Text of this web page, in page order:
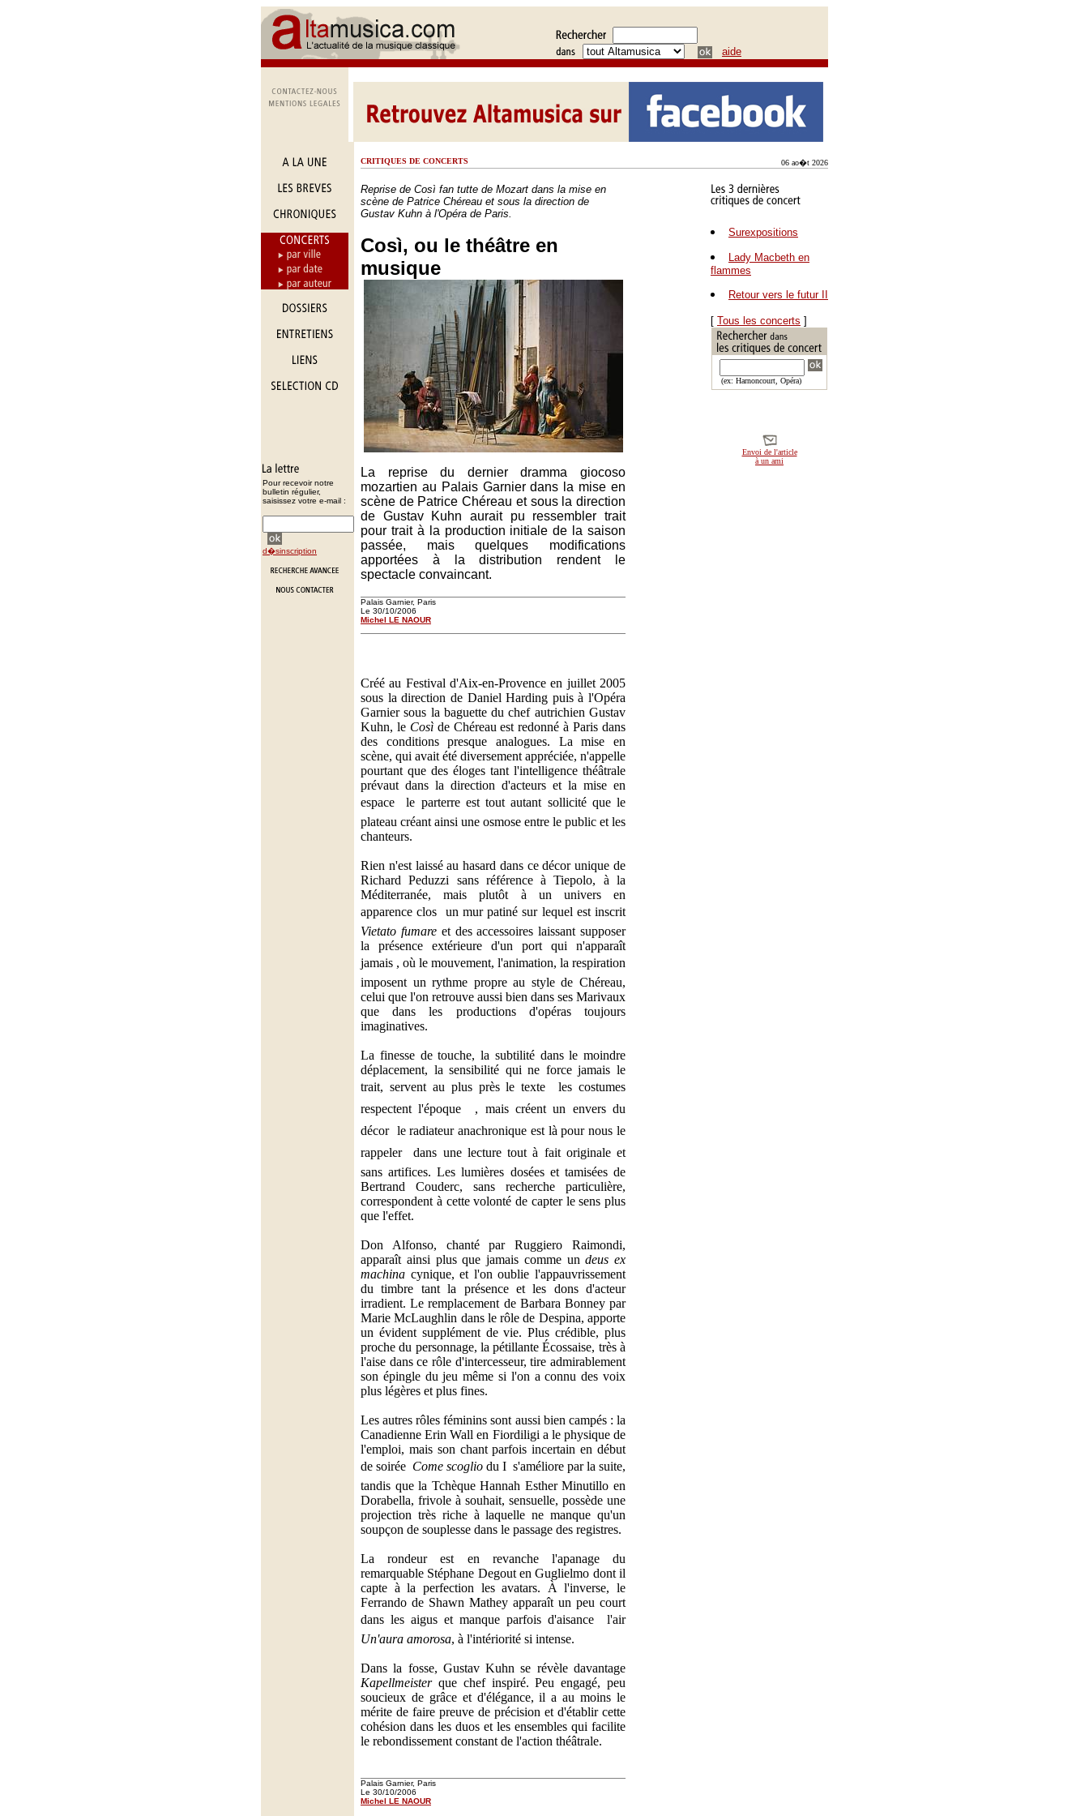
aide
Pour recevoir notre
bulletin régulier,
saisissez votre e-mail :
d�sinscription
CRITIQUES DE CONCERTS 06 ao�t 2026
Reprise de Così fan tutte de Mozart dans la mise en
scène de Patrice Chéreau et sous la direction de
Gustav Kuhn à l'Opéra de Paris.
Così, ou le théâtre en
musique
La reprise du dernier dramma giocoso
mozartien au Palais Garnier dans la mise en
scène de Patrice Chéreau et sous la direction
de Gustav Kuhn aurait pu ressembler trait
pour trait à la production initiale de la saison
passée, mais quelques modifications
apportées à la distribution rendent le
spectacle convaincant.
Palais Garnier, Paris
Le 30/10/2006
Michel LE NAOUR
Surexpositions
Lady Macbeth en
flammes
Retour vers le futur II
[ Tous les concerts ]
(ex: Harnoncourt, Opéra)
Envoi de l'article
à un ami
Créé au Festival d'Aix-en-Provence en juillet 2005
sous la direction de Daniel Harding puis à l'Opéra
Garnier sous la baguette du chef autrichien Gustav
Kuhn, le Cosìde Chéreau est redonné à Paris dans
des conditions presque analogues. La mise en
scène, qui avait été diversement appréciée, n'appelle
pourtant que des éloges tant l'intelligence théâtrale
prévaut dans la direction d'acteurs et la mise en
espace  le parterre est tout autant sollicité que le
plateau créant ainsi une osmose entre le public et les
chanteurs.
Rien n'est laissé au hasard dans ce décor unique de
Richard Peduzzi sans référence à Tiepolo, à la
Méditerranée, mais plutôt à un univers en
apparence clos  un mur patiné sur lequel est inscrit
Vietato fumareet des accessoires laissant supposer
la présence extérieure d'un port qui n'apparaît
jamais , où le mouvement, l'animation, la respiration
imposent un rythme propre au style de Chéreau,
celui que l'on retrouve aussi bien dans ses Marivaux
que dans les productions d'opéras toujours
imaginatives.
La finesse de touche, la subtilité dans le moindre
déplacement, la sensibilité qui ne force jamais le
trait, servent au plus près le texte  les costumes
respectent l'époque  , mais créent un envers du
décor  le radiateur anachronique est là pour nous le
rappeler  dans une lecture tout à fait originale et
sans artifices. Les lumières dosées et tamisées de
Bertrand Couderc, sans recherche particulière,
correspondent à cette volonté de capter le sens plus
que l'effet.
Don Alfonso, chanté par Ruggiero Raimondi,
apparaît ainsi plus que jamais comme undeus ex
machina cynique, et l'on oublie l'appauvrissement
du timbre tant la présence et les dons d'acteur
irradient. Le remplacement de Barbara Bonney par
Marie McLaughlin dans le rôle de Despina, apporte
un évident supplément de vie. Plus crédible, plus
proche du personnage, la pétillante Écossaise, très à
l'aise dans ce rôle d'intercesseur, tire admirablement
son épingle du jeu même si l'on a connu des voix
plus légères et plus fines.
Les autres rôles féminins sont aussi bien campés : la
Canadienne Erin Wall en Fiordiligi a le physique de
l'emploi, mais son chant parfois incertain en début
de soirée  Come scoglio du I  s'améliore par la suite,
tandis que la Tchèque Hannah Esther Minutillo en
Dorabella, frivole à souhait, sensuelle, possède une
projection très riche à laquelle ne manque qu'un
soupçon de souplesse dans le passage des registres.
La rondeur est en revanche l'apanage du
remarquable Stéphane Degout en Guglielmo dont il
capte à la perfection les avatars. À l'inverse, le
Ferrando de Shawn Mathey apparaît un peu court
dans les aigus et manque parfois d'aisance  l'air
Un'aura amorosa, à l'intériorité si intense.
Dans la fosse, Gustav Kuhn se révèle davantage
Kapellmeisterque chef inspiré. Peu engagé, peu
soucieux de grâce et d'élégance, il a au moins le
mérite de faire preuve de précision et d'établir cette
cohésion dans les duos et les ensembles qui facilite
le rebondissement constant de l'action théâtrale.
Palais Garnier, Paris
Le 30/10/2006
Michel LE NAOUR